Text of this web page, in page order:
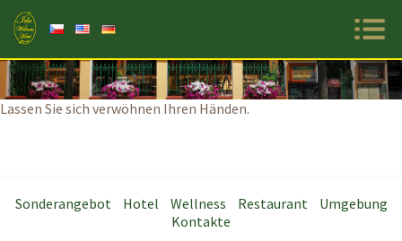
Menu
Lassen Sie sich verwöhnen Ihren Händen.
Sonderangebot Hotel Wellness Restaurant
Umgebung
Kontakte